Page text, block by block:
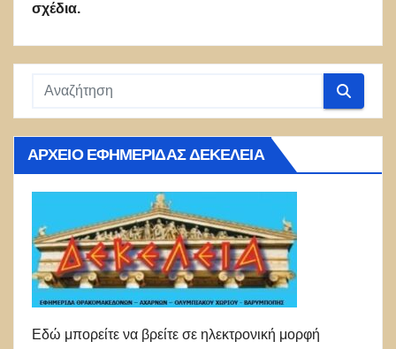
σχέδια.
ΑΡΧΕΊΟ ΕΦΗΜΕΡΊΔΑΣ ΔΕΚΈΛΕΙΑ
Εδώ μπορείτε να βρείτε σε ηλεκτρονική μορφή